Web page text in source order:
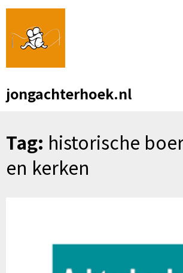
Skip
content
jongachterhoek.nl
Tag: historische
en kerken